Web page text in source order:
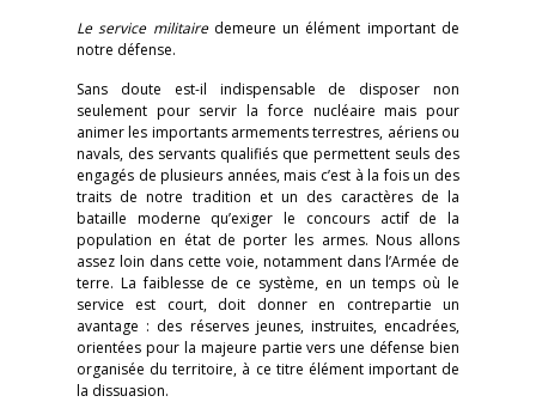
Le service militaire demeure un élément important de
notre défense.
Sans doute est-il indispensable de disposer non
seulement pour servir la force nucléaire mais pour
animer les importants armements terrestres, aériens ou
navals, des servants qualifiés que permettent seuls des
engagés de plusieurs années, mais c’est à la fois un des
traits de notre tradition et un des caractères de la
bataille moderne qu’exiger le concours actif de la
population en état de porter les armes. Nous allons
assez loin dans cette voie, notamment dans l’Armée de
terre. La faiblesse de ce système, en un temps où le
service est court, doit donner en contrepartie un
avantage : des réserves jeunes, instruites, encadrées,
orientées pour la majeure partie vers une défense bien
organisée du territoire, à ce titre élément important de
la dissuasion.